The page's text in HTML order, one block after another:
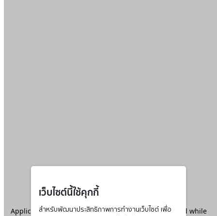
เว็บไซต์นี้ใช้คุกกี้
สำหรับพัฒนาประสิทธิภาพการทำงานเว็บไซต์ เพื่อ
Application error: aclient-side exception has occurred while